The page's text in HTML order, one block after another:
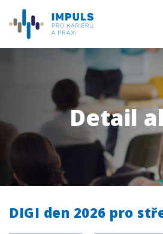
Detail
DIGI den 2026 pro